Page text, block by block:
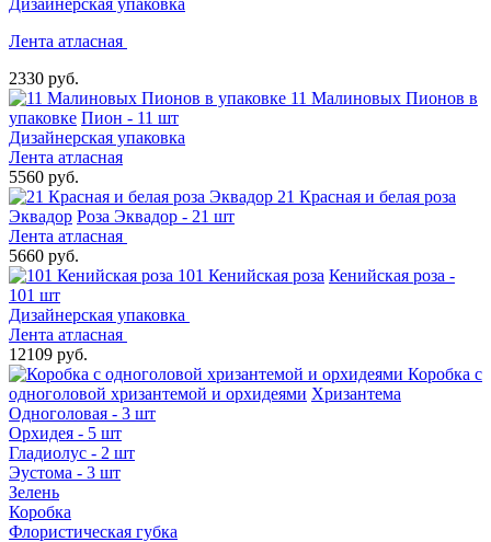
Лента атласная
2330 руб.
11 Малиновых Пионов в
упаковке Пион - 11 шт
Дизайнерская упаковка
Лента атласная
5560 руб.
21 Красная и белая роза
Эквадор Роза Эквадор - 21 шт
Лента атласная
5660 руб.
101 Кенийская роза Кенийская роза -
101 шт
Дизайнерская упаковка
Лента атласная
12109 руб.
Коробка с
одноголовой хризантемой и орхидеями Хризантема
Одноголовая - 3 шт
Орхидея - 5 шт
Гладиолус - 2 шт
Эустома - 3 шт
Зелень
Коробка
Флористическая губка